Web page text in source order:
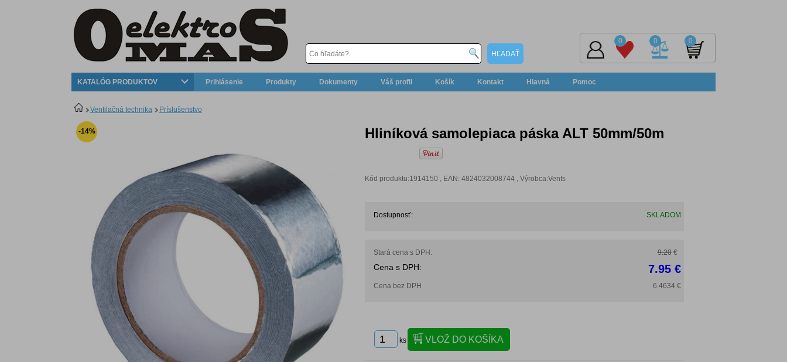
0 0 0
KATALÓG PRODUKTOV Prihlásenie Produkty Dokumenty Váš profil Košík Kontakt Hlavná Pomoc
Ventilačná technika Príslušenstvo
-14% Hliníková samolepiaca páska ALT 50mm/50m
Kód produktu:1914150 , EAN: 4824032008744 , Výrobca:Vents
Dostupnosť: SKLADOM
Stará cena s DPH: 9.20€
Cena s DPH: 7.95 €
Cena bez DPH 6.4634 €
ks